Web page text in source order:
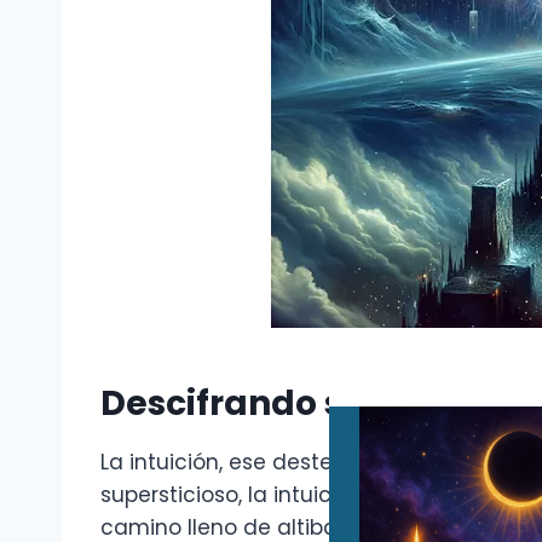
Descifrando su Misterio
La intuición, ese destello de
supersticioso, la intuición es una
camino lleno de altibajos.